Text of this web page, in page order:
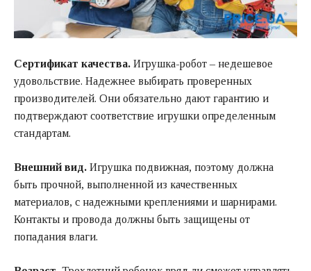
Сертификат качества. Игрушка-робот – недешевое
удовольствие. Надежнее выбирать проверенных
производителей. Они обязательно дают гарантию и
подтверждают соответствие игрушки определенным
стандартам.
Внешний вид. Игрушка подвижная, поэтому должна
быть прочной, выполненной из качественных
материалов, с надежными креплениями и шарнирами.
Контакты и провода должны быть защищены от
попадания влаги.